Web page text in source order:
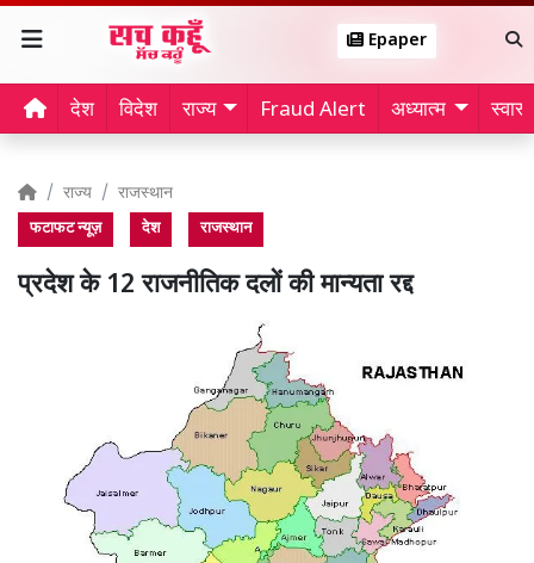
Epaper
देश विदेश राज्य Fraud Alert अध्यात्म
राज्य राजस्थान
फटाफट न्यूज़ देश राजस्थान
प्रदेश के 12 राजनीतिक दलों की मान्यता रद्द